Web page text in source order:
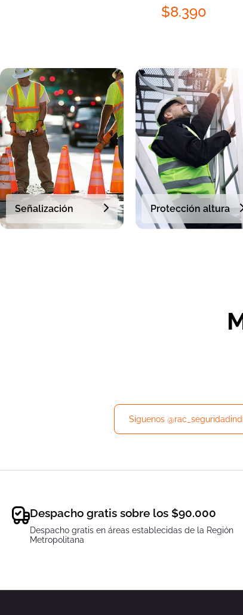
$8.390
Señalización Protección altura
Síguenos
Despacho gratis sobre los $90.000
Despacho gratis en áreas establecidas de la Región
Metropolitana